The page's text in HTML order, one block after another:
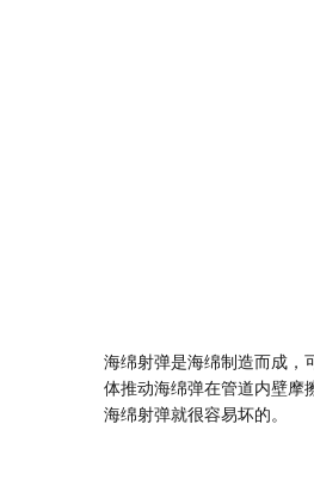
海绵射弹是海绵制造而成，
体推动海绵弹在管道内壁摩
海绵射弹就很容易坏的。